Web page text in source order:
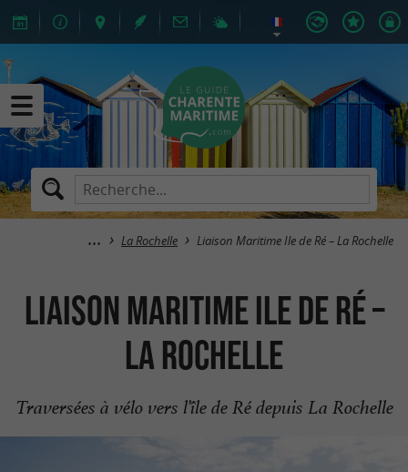
La Rochelle Liaison Maritime Ile de Ré – La Rochelle
Liaison Maritime Ile de Ré –
La Rochelle
Traversées à vélo vers l’île de Ré depuis La Rochelle